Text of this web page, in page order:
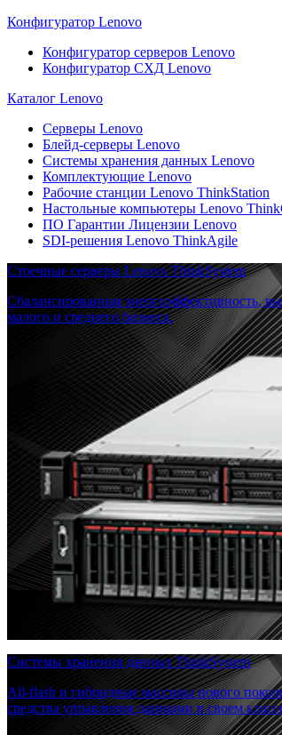
Конфигуратор Lenovo
Конфигуратор серверов Lenovo
Конфигуратор СХД Lenovo
Каталог Lenovo
Серверы Lenovo
Блейд-серверы Lenovo
Системы хранения данных Lenovo
Комплектующие Lenovo
Рабочие станции Lenovo ThinkStation
Настольные компьютеры Lenovo
ПО Гарантии Лицензии Lenovo
SDI-решения Lenovo ThinkAgile
Стоечные серверы Lenovo ThinkSystem
Сбалансированная энергоэффективность,
малого и среднего бизнеса.
Системы хранения данных ThinkSystem
All-flash и гибридные массивы нового
средства управления данными в своем